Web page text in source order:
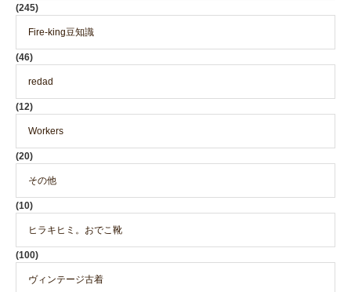
(245)
Fire-king豆知識
(46)
redad
(12)
Workers
(20)
その他
(10)
ヒラキヒミ。おでこ靴
(100)
ヴィンテージ古着